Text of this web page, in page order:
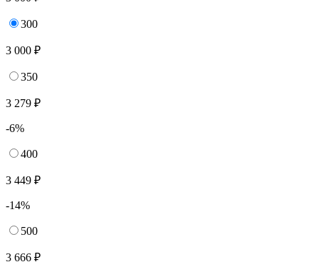
300
3 000 ₽
350
3 279 ₽
-6%
400
3 449 ₽
-14%
500
3 666 ₽